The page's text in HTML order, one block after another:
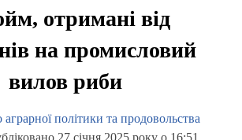
отримані від
на промисловий
вилов риби
аграрної політики та продовольства
27 січня 2025 року о 16:51